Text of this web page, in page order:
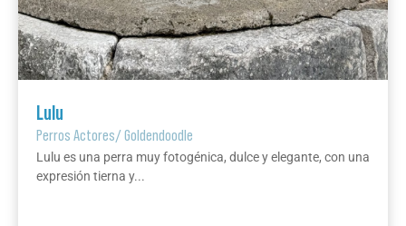
Lulu
Perros Actores/Goldendoodle
Lulu es una perra muy fotogénica, dulce y elegante, con una
expresión tierna y...